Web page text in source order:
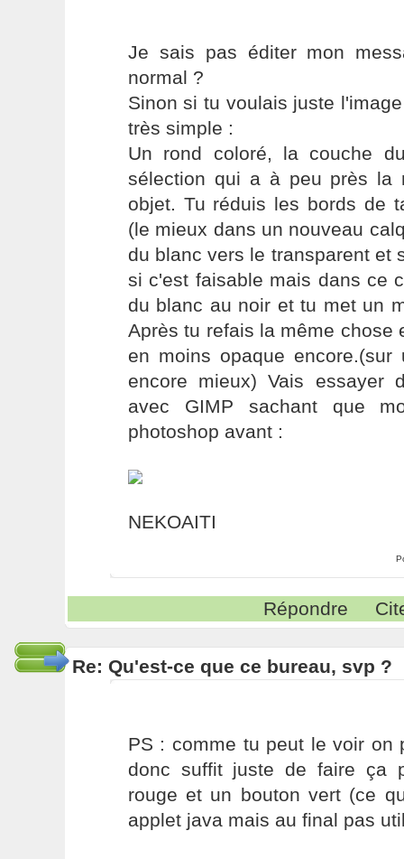
Je sais pas éditer mon
normal ?
Sinon si tu voulais juste
très simple :
Un rond coloré, la couche
sélection qui a à peu près la
objet. Tu réduis les bords de
(le mieux dans un nouveau
du blanc vers le transparent et
si c'est faisable mais dans ce
du blanc au noir et tu met un
Après tu refais la même chose
en moins opaque
encore mieux) Vais essayer
avec GIMP sachant que
photoshop avant :
NEKOAITI
Répondre
Re: Qu'est-ce que ce bureau, svp ?
PS : comme tu peut le voir on
donc suffit juste de faire ça
rouge et un bouton vert (ce
applet java mais au final pas